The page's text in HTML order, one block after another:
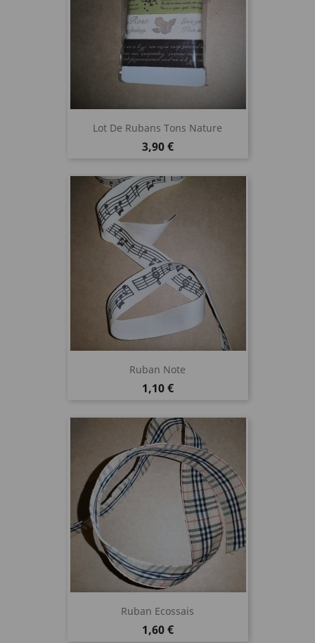
Lot De Rubans Tons Nature
Prix
3,90 €
Ruban Note
Prix
1,10 €
Ruban Ecossais
Prix
1,60 €